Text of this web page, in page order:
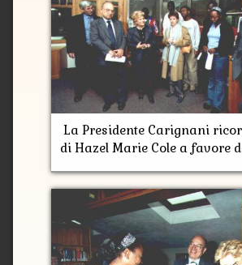
La Presidente Carignani
di Hazel Marie Cole a favore